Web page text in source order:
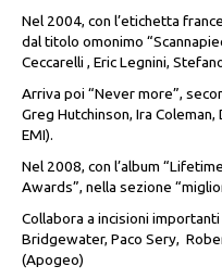
Nel 2004, con l’etichetta
dal titolo omonimo
Ceccarelli , Eric Legnini,
Arriva poi “Never more”,
Greg Hutchinson, Ira
EMI).
Nel 2008, con l’album
Awards”, nella sezione
Collabora a incisioni
Bridgewater, Paco Sery,
(Apogeo)